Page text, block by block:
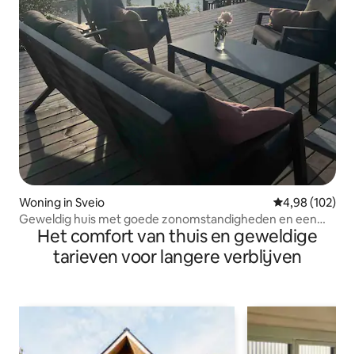
Woning in Sveio Gemiddelde
4,98 (102)
Geweldig huis met goede zonomstandigheden en een
prachtig uitzicht op zee
Het comfort van thuis en geweldige
tarieven voor langere verblijven